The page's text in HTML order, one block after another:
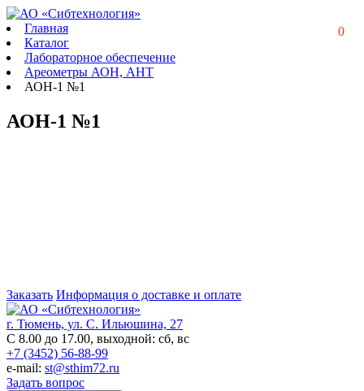
0
Главная
Каталог
Лабораторное обеспечение
Ареометры АОН, АНТ
АОН-1 №1
АОН-1 №1
Заказать Информация о доставке и оплате
г. Тюмень, ул. С. Ильюшина, 27
С 8.00 до 17.00, выходной: сб, вс
+7 (3452) 56-88-99
e-mail: st@sthim72.ru
Задать вопрос